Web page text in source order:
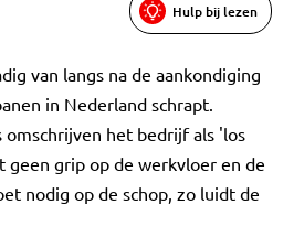
Hulp bij lezen
van langs na de aankondiging
in Nederland schrapt.
het bedrijf als 'los
geen grip op de werkvloer en de
nodig op de schop, zo luidt de